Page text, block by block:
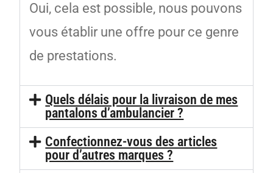
Oui, cela est possible, nous pouvons
vous établir une offre pour ce genre
de prestations.
Quels délais pour la livraison de mes
pantalons d’ambulancier ?
Confectionnez-vous des articles
pour d’autres marques ?